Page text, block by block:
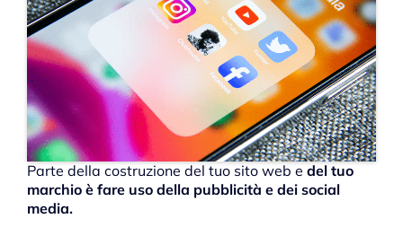
Parte della costruzione del tuo sito web e del tuo
marchio è fare uso della pubblicità e dei social
media.